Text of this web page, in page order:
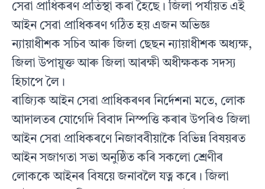
সেৱা প্ৰাধিকৰণ প্ৰতিস্থা কৰা হৈছে। জিলা পৰ্যায়ত এই
আইন সেৱা প্ৰাধিকৰণ গঠিত হয় এজন অভিজ্ঞ
ন্যায়াধীশক সচিব আৰু জিলা ছেছন ন্যায়াধীশক অধ্যক্ষ,
জিলা উপায়ুক্ত আৰু জিলা আৰক্ষী অধীক্ষকক সদস্য
হিচাপে লৈ।
ৰাজ্যিক আইন সেৱা প্ৰাধিকৰণৰ নিৰ্দেশনা মতে, লোক
আদালতৰ যোগেদি বিবাদ নিস্পত্তি কৰাৰ উপৰিও জিলা
আইন সেৱা প্ৰাধিকৰণে নিজাববীয়াকৈ বিভিন্ন বিষয়ৰত
আইন সজাগতা সভা অনুষ্ঠিত কৰি সকলো শ্ৰেণীৰ
লোককে আইনৰ বিষয়ে জনাবলৈ যত্ন কৰে। জিলা